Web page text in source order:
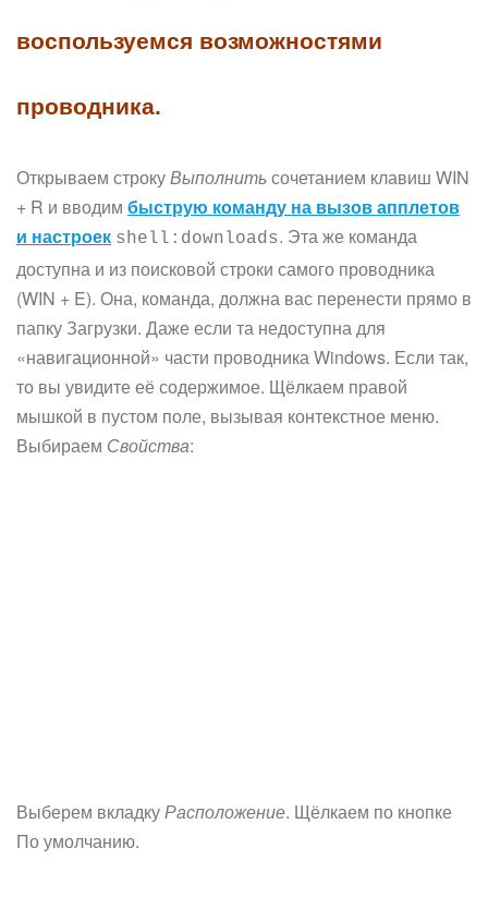
воспользуемся возможностями
проводника.
Открываем строкуВыполнитьсочетанием клавиш WIN
+ R и вводим быструю команду на вызов апплетов
и настроек shell:downloads. Эта же команда
доступна и из поисковой строки самого проводника
(WIN + E). Она, команда, должна вас перенести прямо в
папку Загрузки. Даже если та недоступна для
«навигационной» части проводника Windows. Если так,
то вы увидите её содержимое. Щёлкаем правой
мышкой в пустом поле, вызывая контекстное меню.
Выбираем Свойства:
Выберем вкладкуРасположение. Щёлкаем по кнопке
По умолчанию.